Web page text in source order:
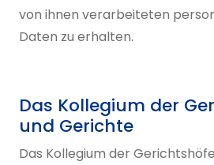
von ihnen verarbeiteten
Daten zu erhalten.
Das Kollegium der
und Gerichte
Das Kollegium der